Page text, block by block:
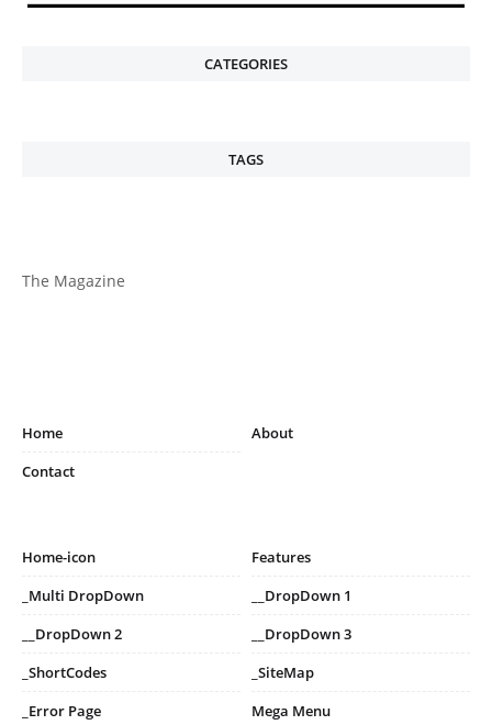
CATEGORIES
TAGS
The Magazine
Home
About
Contact
Home-icon
Features
_Multi DropDown
__DropDown 1
__DropDown 2
__DropDown 3
_ShortCodes
_SiteMap
_Error Page
Mega Menu